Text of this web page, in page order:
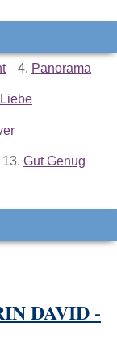
4. Panorama
13. Gut Genug
DAVID -